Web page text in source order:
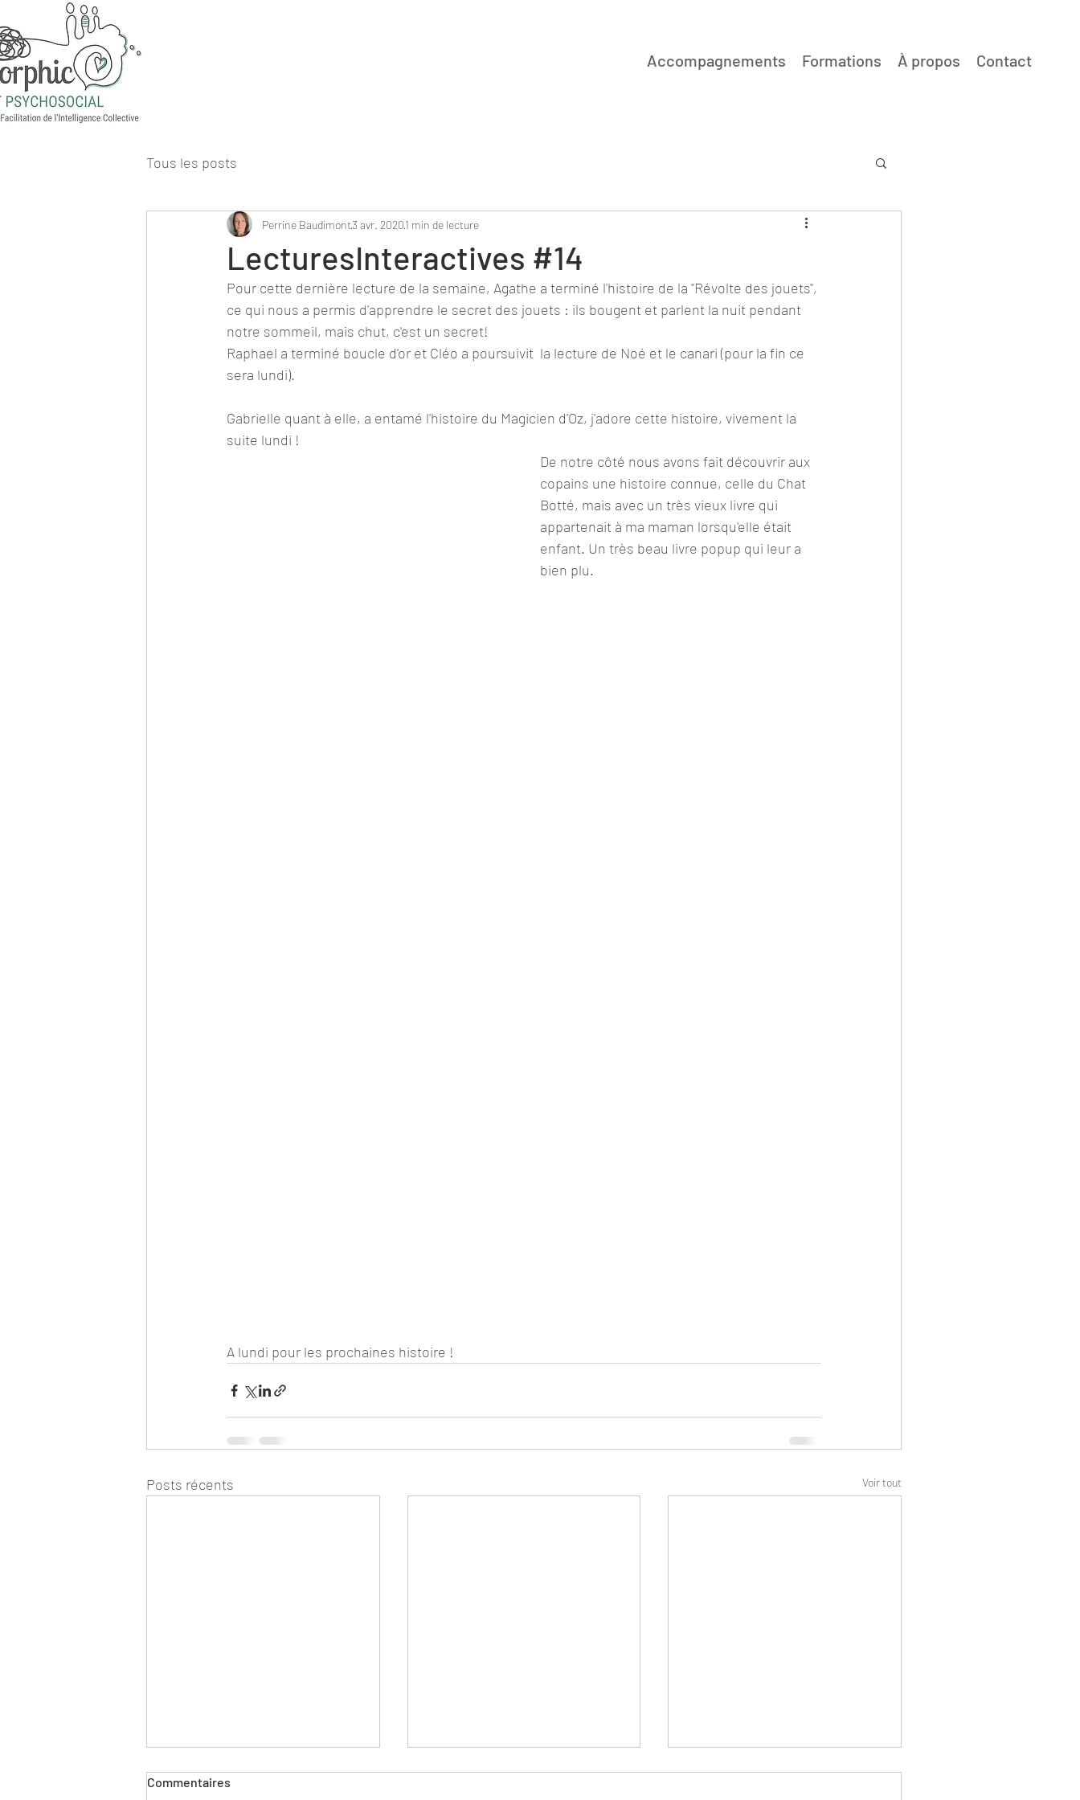
Accompagnements Formations À propos Contact
Tous les posts
LecturesInteractives #14
Perrine Baudimont3 avr. 20201 min de lecture
Pour cette dernière lecture de la semaine, Agathe a terminé l'histoire de la "Révolte des jouets",
ce qui nous a permis d'apprendre le secret des jouets : ils bougent et parlent la nuit pendant
notre sommeil, mais chut, c'est un secret!
Raphael a terminé boucle d'or et Cléo a poursuivit  la lecture de Noé et le canari (pour la fin ce
sera lundi).
Gabrielle quant à elle, a entamé l'histoire du Magicien d'Oz, j'adore cette histoire, vivement la
suite lundi !
De notre côté nous avons fait découvrir aux
copains une histoire connue, celle du Chat
Botté, mais avec un très vieux livre qui
appartenait à ma maman lorsqu'elle était
enfant. Un très beau livre popup qui leur a
bien plu.
A lundi pour les prochaines histoire !
Posts récents Voir tout
Commentaires